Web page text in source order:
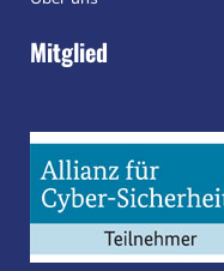
Mitglied